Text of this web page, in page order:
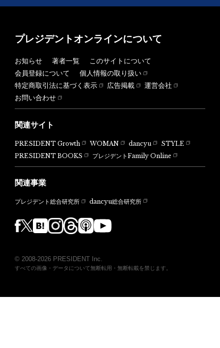
プレジデントオンラインについて
お知らせ 著者一覧
このサイトについて
会員登録について
個人情報の取り扱い
特定商取引法に基づく表示
広告掲載
運営会社
お問い合わせ
関連サイト
PRESIDENT Growth WOMAN dancyu
STYLE
PRESIDENT BOOKS
プレジデントFamily Online
関連事業
プレジデント総合研究所 dancyu総合研究所
© 2008-2026 PRESIDENT Inc.
すべての画像・データについて無断転用・無断転載を禁じます。